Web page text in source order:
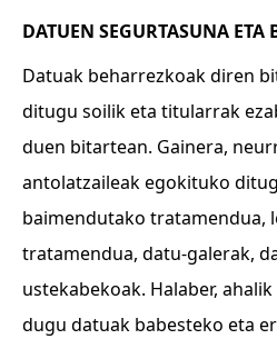
DATUEN SEGURTASUNA ETA
Datuak beharrezkoak diren
ditugu soilik eta titularrak
duen bitartean. Gainera,
antolatzaileak egokituko
baimendutako tratamendua,
tratamendua, datu-galerak,
ustekabekoak. Halaber,
dugu datuak babesteko eta